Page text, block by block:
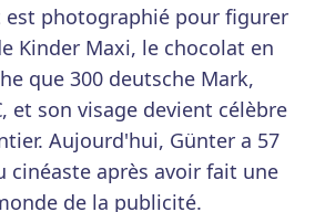
est photographié pour figurer
Kinder Maxi, le chocolat en
que 300 deutsche Mark,
et son visage devient célèbre
Aujourd'hui, Günter a 57
cinéaste après avoir fait une
de la publicité.